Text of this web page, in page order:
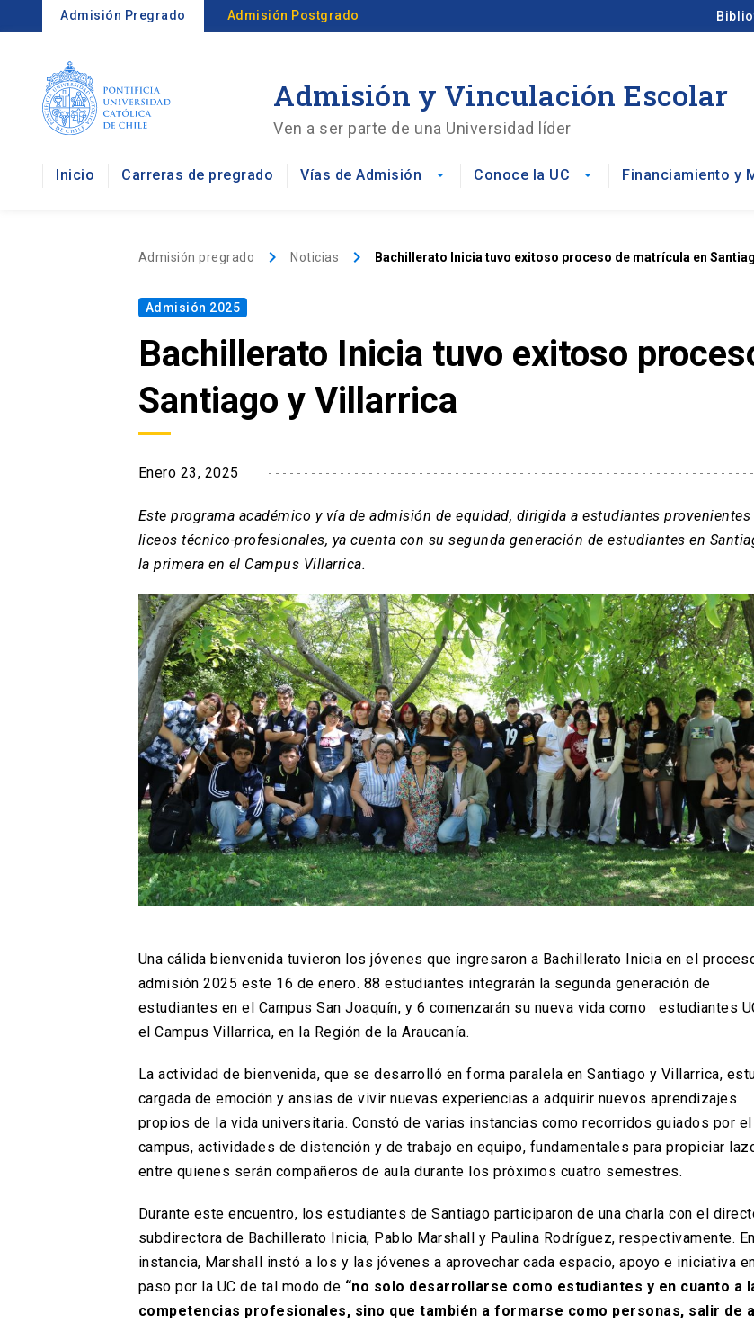
Admisión Pregrado Admisión Postgrado
Admisión y Vinculación Escolar
Ven a ser parte de una Universidad líder
Inicio Carreras de pregrado Vías de Admisión arrow_drop_down Conoce la UC arrow_drop_down Financiamiento y
Admisión pregrado keyboard_arrow_right Noticias keyboard_arrow_right Bachillerato Inicia tuvo exitoso proceso de matrícula en
Admisión 2025
Bachillerato Inicia tuvo exitoso
Santiago y Villarrica
Enero 23, 2025
Este programa académico y vía de admisión de equidad, dirigida a estudiantes provenientes
liceos técnico-profesionales, ya cuenta con su segunda generación de estudiantes en
la primera en el Campus Villarrica.
Una cálida bienvenida tuvieron los jóvenes que ingresaron a Bachillerato Inicia en el
admisión 2025 este 16 de enero. 88 estudiantes integrarán la segunda generación de
estudiantes en el Campus San Joaquín, y 6 comenzarán su nueva vida como estudiantes
el Campus Villarrica, en la Región de la Araucanía.
La actividad de bienvenida, que se desarrolló en forma paralela en Santiago y Villarrica,
cargada de emoción y ansias de vivir nuevas experiencias a adquirir nuevos aprendizajes
propios de la vida universitaria. Constó de varias instancias como recorridos guiados por el
campus, actividades de distención y de trabajo en equipo, fundamentales para propiciar
entre quienes serán compañeros de aula durante los próximos cuatro semestres.
Durante este encuentro, los estudiantes de Santiago participaron de una charla con el
subdirectora de Bachillerato Inicia, Pablo Marshall y Paulina Rodríguez, respectivamente.
instancia, Marshall instó a los y las jóvenes a aprovechar cada espacio, apoyo e iniciativa
paso por la UC de tal modo de “no solo desarrollarse como estudiantes y en cuanto a
competencias profesionales, sino que también a formarse como personas, salir de